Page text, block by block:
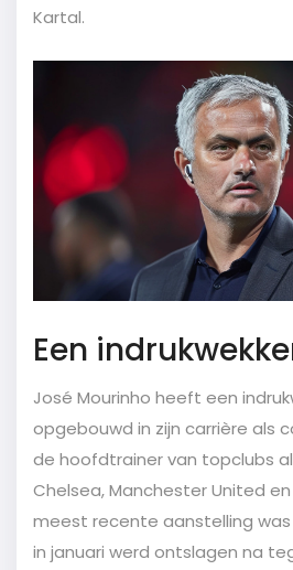
Kartal.
Een
José Mourinho heeft een
opgebouwd in zijn carrière als
de hoofdtrainer van topclubs
Chelsea, Manchester United
meest recente aanstelling was
in januari werd ontslagen na